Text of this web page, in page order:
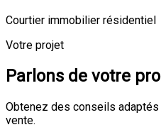
Courtier immobilier résidentiel
Votre projet
Parlons de votre
Obtenez des conseils adaptés
vente.